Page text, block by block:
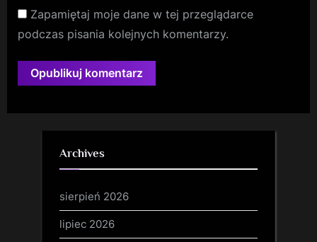
Zapamiętaj moje dane w tej przeglądarce
podczas pisania kolejnych komentarzy.
Archives
sierpień 2026
lipiec 2026